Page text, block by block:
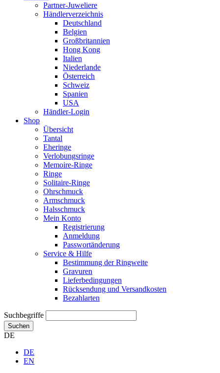
Partner-Juweliere
Händlerverzeichnis
Deutschland
Belgien
Großbritannien
Hong Kong
Italien
Niederlande
Österreich
Schweiz
Spanien
USA
Händler-Login
Shop
Übersicht
Tantal
Eheringe
Verlobungsringe
Memoire-Ringe
Ringe
Solitaire-Ringe
Ohrschmuck
Armschmuck
Halsschmuck
Mein Konto
Registrierung
Anmeldung
Passwortänderung
Service & Hilfe
Bestimmung der Ringweite
Gravuren
Lieferbedingungen
Rücksendung und Versandkosten
Bezahlarten
Suchbegriffe
Suchen
DE
DE
EN